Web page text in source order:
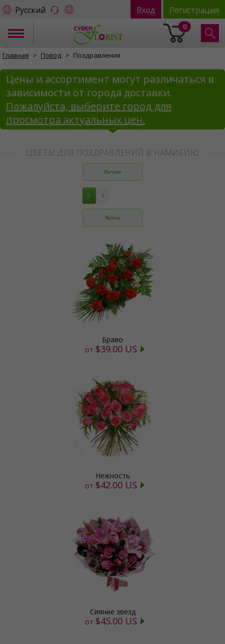
Русский Вход Регистрация
0
Главная Повод Поздравления
Цены и ассортимент могут различаться в
зависимости от города доставки.
Пожалуйста, выберите город для
просмотра актуальных цен.
ЦВЕТЫ ДЛЯ ПОЗДРАВЛЕНИЙ В НАМИБИЮ
Начало
1 2
Конец
Браво
от $39.00 US
Нежность
от $42.00 US
Сияние звезд
от $45.00 US